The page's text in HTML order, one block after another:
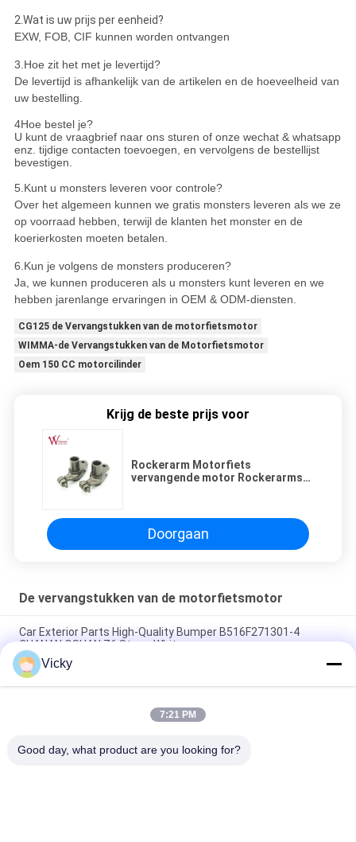
2. Wat is uw prijs per eenheid?
EXW, FOB, CIF kunnen worden ontvangen
3. Hoe zit het met je levertijd?
De levertijd is afhankelijk van de artikelen en de hoeveelheid van
uw bestelling.
4Hoe bestel je?
U kunt de vraagbrief naar ons sturen of onze wechat & whatsapp
enz. tijdige contacten toevoegen, en vervolgens de bestellijst
bevestigen.
5. Kunt u monsters leveren voor controle?
Over het algemeen kunnen we gratis monsters leveren als we ze
op voorraad hebben, terwijl de klanten het monster en de
koerierkosten moeten betalen.
6. Kun je volgens de monsters produceren?
Ja, we kunnen produceren als u monsters kunt leveren en we
hebben jarenlange ervaringen in OEM & ODM-diensten.
CG125 de Vervangstukken van de motorfietsmotor
WIMMA-de Vervangstukken van de Motorfietsmotor
Oem 150 CC motorcilinder
Krijg de beste prijs voor
Rockerarm Motorfiets
vervangende motor Rockerarms
Doorgaan
De vervangstukken van de motorfietsmotor
Car Exterior Parts High-Quality Bumper B516F271301-4
CHANAN OSHAN​ Z6 Starry White
Startmotor Honda EX5 Motorfiets motor onderdelen
goedkoop groothandel met hoge prestaties
Motorfietsversteker voor CPR8EAIX-9 China Leveranciers
Vicky
7:21 PM
Good day, what product are you looking for?